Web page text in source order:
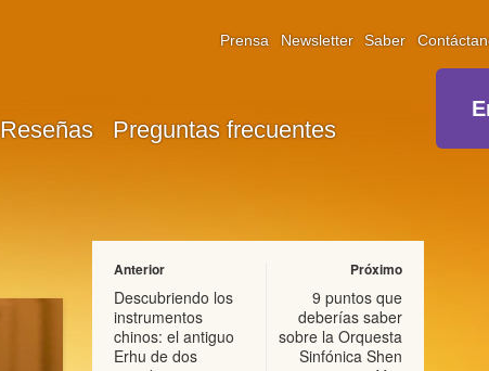
Reseñas Preguntas frecuentes
Prensa Newsletter Saber
Anterior
Descubriendo los
instrumentos
chinos: el antiguo
Erhu de dos
Próximo
9 puntos que
deberías saber
sobre la Orquesta
Sinfónica Shen